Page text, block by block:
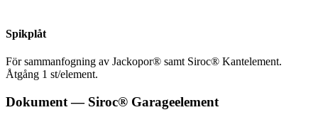
Spikplåt
För sammanfogning av Jackopor® samt Siroc® Kantelement.
Åtgång 1 st/element.
Dokument— Siroc® Garageelement